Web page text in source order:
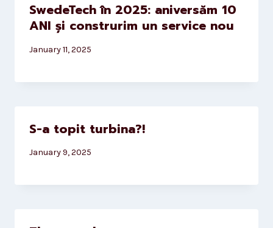
SwedeTech în 2025: aniversăm 10
ANI și construrim un service nou
January 11, 2025
S-a topit turbina?!
January 9, 2025